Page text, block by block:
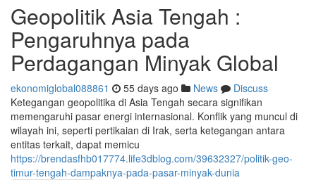
Geopolitik Asia Tengah :
Pengaruhnya pada
Perdagangan Minyak Global
ekonomiglobal088861 55 days ago News
Discuss
Ketegangan geopolitika di Asia Tengah secara signifikan
memengaruhi pasar energi internasional. Konflik yang muncul di
wilayah ini, seperti pertikaian di Irak, serta ketegangan antara
entitas terkait, dapat memicu
https://brendasfhb017774.life3dblog.com/39632327/politik-geo-
timur-tengah-dampaknya-pada-pasar-minyak-dunia